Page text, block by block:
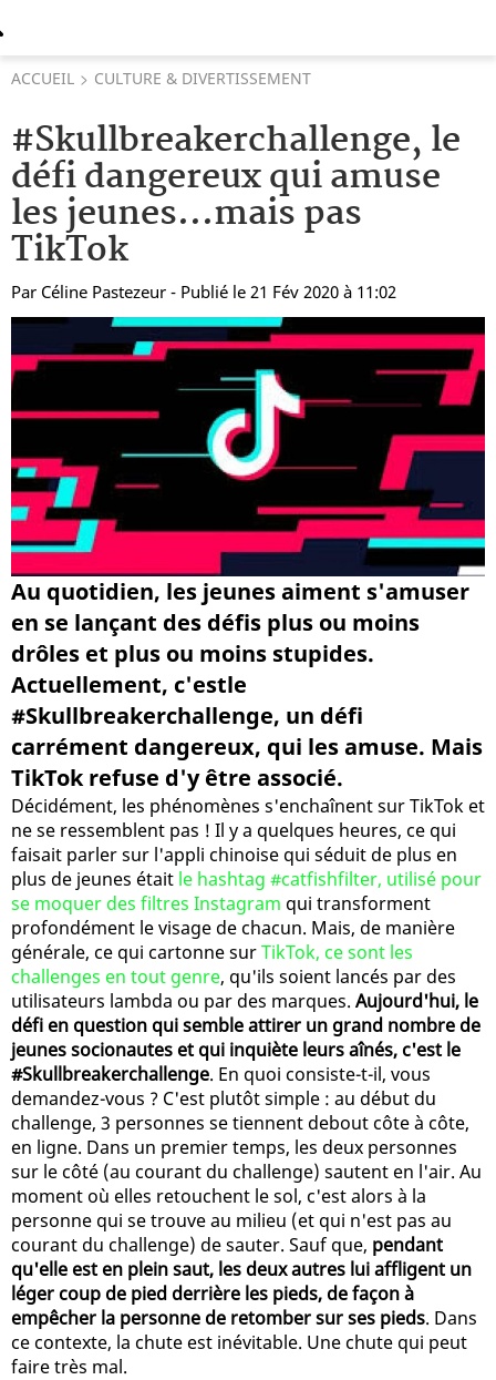
ACCUEIL CULTURE & DIVERTISSEMENT
#Skullbreakerchallenge, le
défi dangereux qui amuse
les jeunes...mais pas
TikTok
Par Céline Pastezeur - Publié le 21 Fév 2020 à 11:02
Au quotidien, les jeunes aiment s'amuser
en se lançant des défis plus ou moins
drôles et plus ou moins stupides.
Actuellement, c'estle
#Skullbreakerchallenge, un défi
carrément dangereux, qui les amuse. Mais
TikTok refuse d'y être associé.
Décidément, les phénomènes s'enchaînent sur TikTok et
ne se ressemblent pas ! Il y a quelques heures, ce qui
faisait parler sur l'appli chinoise qui séduit de plus en
plus de jeunes était le hashtag #catfishfilter, utilisé pour
se moquer des filtres Instagram qui transforment
profondément le visage de chacun. Mais, de manière
générale, ce qui cartonne surTikTok, ce sont les
challenges en tout genre, qu'ils soient lancés par des
utilisateurs lambda ou par des marques. Aujourd'hui, le
défi en question qui semble attirer un grand nombre de
jeunes socionautes et qui inquiète leurs aînés, c'est le
#Skullbreakerchallenge. En quoi consiste-t-il, vous
demandez-vous ? C'est plutôt simple : au début du
challenge, 3 personnes se tiennent debout côte à côte,
en ligne. Dans un premier temps, les deux personnes
sur le côté (au courant du challenge) sautent en l'air. Au
moment où elles retouchent le sol, c'est alors à la
personne qui se trouve au milieu (et qui n'est pas au
courant du challenge) de sauter. Sauf que, pendant
qu'elle est en plein saut, les deux autres lui affligent un
léger coup de pied derrière les pieds, de façon à
empêcher la personne de retomber sur ses pieds. Dans
ce contexte, la chute est inévitable. Une chute qui peut
faire très mal.